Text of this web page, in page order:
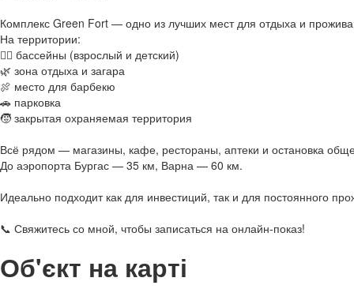
Комплекс Green Fort — одно из лучших мест для отдыха и
На территории:
🏊‍♀️ бассейны (взрослый и детский)
🌿 зона отдыха и загара
🍖 место для барбекю
🚗 парковка
🧒 закрытая охраняемая территория
Всё рядом — магазины, кафе, рестораны, аптеки и остановка
До аэропорта Бургас — 35 км, Варна — 60 км.
Идеально подходит как для инвестиций, так и для постоянного
📞 Свяжитесь со мной, чтобы записаться на онлайн-показ!
Об'єкт на карті